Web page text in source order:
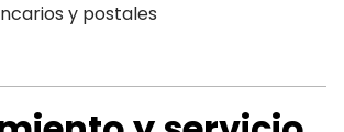
y postales